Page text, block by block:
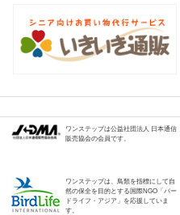
ワンステップは公益社団法人 日本通信
販売協会の会員です。
ワンステップは、鳥類を指標にして自
然の保全を目的とする国際NGO「バー
ドライフ・アジア」を応援していま
す。